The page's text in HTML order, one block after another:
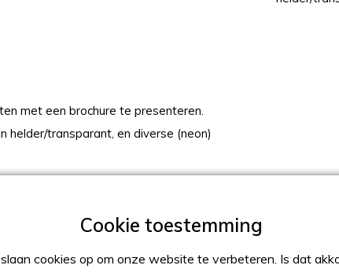
met een brochure te presenteren.
helder/transparant, en diverse (neon)
staand:
cookies op om onze website te verbeteren. Is dat